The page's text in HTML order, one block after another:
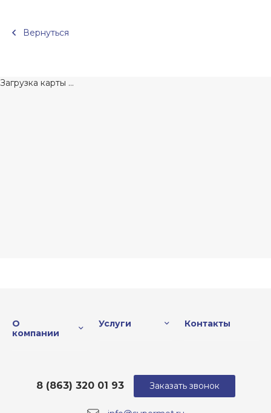
Вернуться
Загрузка карты ...
О
компании
Услуги Контакты
8 (863) 320 01 93 Заказать звонок